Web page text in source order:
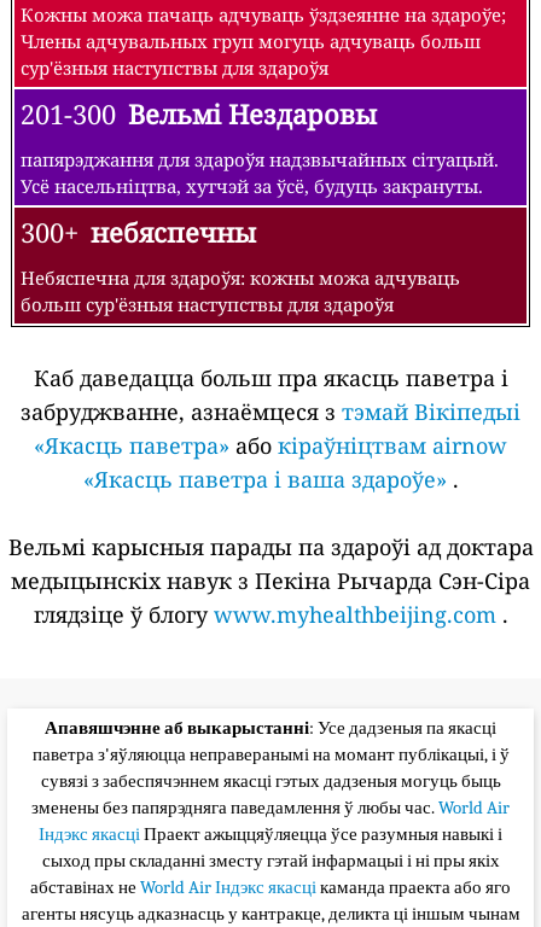
Кожны можа пачаць адчуваць ўздзеянне на здароўе;
Члены адчувальных груп могуць адчуваць больш
сур'ёзныя наступствы для здароўя
201-300 Вельмі Нездаровы
папярэджання для здароўя надзвычайных сітуацый.
Усё насельніцтва, хутчэй за ўсё, будуць закрануты.
300+ небяспечны
Небяспечна для здароўя: кожны можа адчуваць
больш сур'ёзныя наступствы для здароўя
Каб даведацца больш пра якасць паветра і
забруджванне, азнаёмцеся з тэмай Вікіпедыі
«Якасць паветра» або кіраўніцтвам airnow
«Якасць паветра і ваша здароўе» .
Вельмі карысныя парады па здароўі ад доктара
медыцынскіх навук з Пекіна Рычарда Сэн-Сіра
глядзіце ў блогуwww.myhealthbeijing.com.
Апавяшчэнне аб выкарыстанні: Усе дадзеныя па якасці
паветра з'яўляюцца неправеранымі на момант публікацыі, і ў
сувязі з забеспячэннем якасці гэтых дадзеныя могуць быць
зменены без папярэдняга паведамлення ў любы час.World Air
Індэкс якасціПраект ажыццяўляецца ўсе разумныя навыкі і
сыход пры складанні зместу гэтай інфармацыі і ні пры якіх
абставінах не World Air Індэкс якасцікаманда праекта або яго
агенты нясуць адказнасць у кантракце, деликта ці іншым чынам